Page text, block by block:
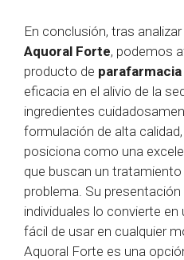
En conclusión, tras analizar
Aquoral Forte, podemos
producto de parafarmacia
eficacia en el alivio de la
ingredientes
formulación de alta
posiciona como una
que buscan un
problema. Su
individuales lo convierte
fácil de usar en cualquier
Aquoral Forte es una